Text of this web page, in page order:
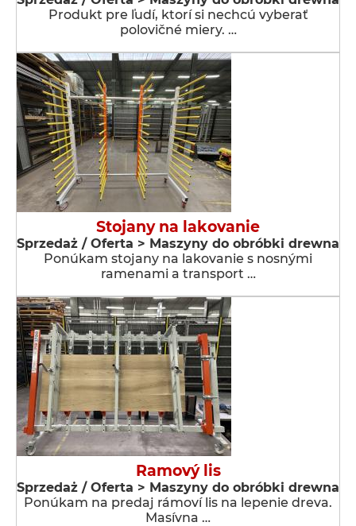
Produkt pre ľudí, ktorí si nechcú vyberať
polovičné miery. …
Stojany na lakovanie
Sprzedaż / Oferta > Maszyny do obróbki drewna
Ponúkam stojany na lakovanie s nosnými
ramenami a transport …
Ramový lis
Sprzedaż / Oferta > Maszyny do obróbki drewna
Ponúkam na predaj rámoví lis na lepenie dreva.
Masívna …